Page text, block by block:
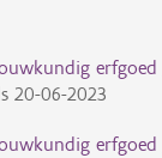
erfgoed
20-06-2023
erfgoed